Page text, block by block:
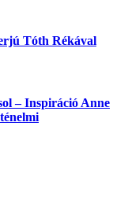
Tóth Rékával
– Inspiráció Anne